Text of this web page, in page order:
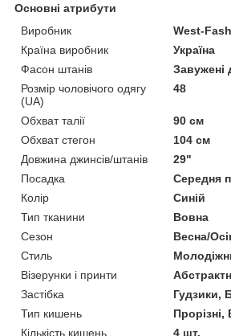
Основні атрибути
Виробник
West-
Країна виробник
Україна
Фасон штанів
Завужені
Розмір чоловічого одягу
(UA)
48
Обхват талії
90 см
Обхват стегон
104 см
Довжина джинсів/штанів
29"
Посадка
Середня
Колір
Синій
Тип тканини
Вовна
Сезон
Весна/
Стиль
Візерунки і принти
Застібка
Гудзики,
Тип кишень
Прорізні,
Кількість кишень
4 шт.